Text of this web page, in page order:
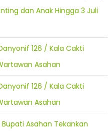
dan Anak Hingga 3 Juli
126 / Kala Cakti
Asahan
126 / Kala Cakti
Asahan
Bupati Asahan Tekankan